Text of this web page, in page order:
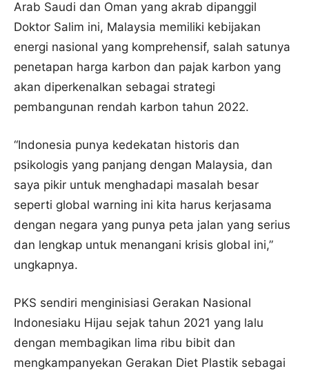
Arab Saudi dan Oman yang akrab dipanggil
Doktor Salim ini, Malaysia memiliki kebijakan
energi nasional yang komprehensif, salah satunya
penetapan harga karbon dan pajak karbon yang
akan diperkenalkan sebagai strategi
pembangunan rendah karbon tahun 2022.
“Indonesia punya kedekatan historis dan
psikologis yang panjang dengan Malaysia, dan
saya pikir untuk menghadapi masalah besar
seperti global warning ini kita harus kerjasama
dengan negara yang punya peta jalan yang serius
dan lengkap untuk menangani krisis global ini,”
ungkapnya.
PKS sendiri menginisiasi Gerakan Nasional
Indonesiaku Hijau sejak tahun 2021 yang lalu
dengan membagikan lima ribu bibit dan
mengkampanyekan Gerakan Diet Plastik sebagai